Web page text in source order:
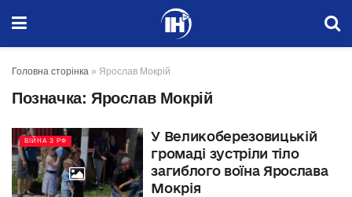
Головна сторінка » Ярослав Мокрій
Позначка: Ярослав Мокрій
ВІЙНА З РФ
У Великоберезовицькій
громаді зустріли тіло
загиблого воїна Ярослава
Мокрія